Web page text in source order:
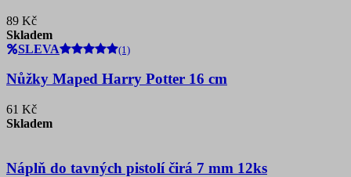
89 Kč
Skladem
SLEVA
(1)
Nůžky Maped Harry Potter 16 cm
61 Kč
Skladem
Náplň do tavných pistolí čirá 7 mm 12ks